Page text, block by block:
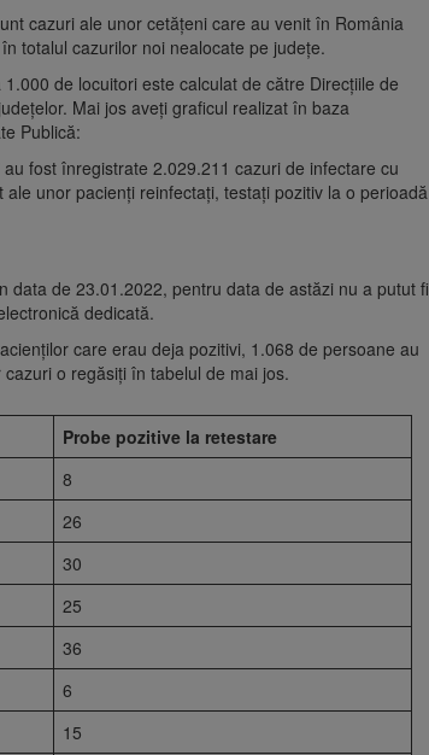
cazuri ale unor cetățeni care au venit în România
totalul cazurilor noi nealocate pe județe.
de locuitori este calculat de către Direcțiile de
Mai jos aveți graficul realizat în baza
Publică:
fost înregistrate 2.029.211 cazuri de infectare cu
unor pacienți reinfectați, testați pozitiv la o perioadă
data de 23.01.2022, pentru data de astăzi nu a putut fi
dedicată.
care erau deja pozitivi, 1.068 de persoane au
o regăsiți în tabelul de mai jos.
Probe pozitive la retestare
8
26
30
25
36
6
15